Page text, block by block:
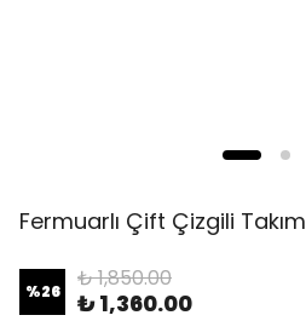
Fermuarlı Çift Çizgili Takım
%26 ₺ 1,850.00
₺ 1,360.00